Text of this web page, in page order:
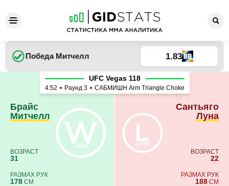
Брайс Митчелл - Сантьяго
Победа Митчелл 1.83
Брайс
Митчелл
ВОЗРАСТ
31
РАЗМАХ РУК
178 СМ
UFC Vegas 118
4:52 • Раунд 3 • САБМИШН Arm Triangle Choke
Сантьяго
Луна
ВОЗРАСТ
22
РАЗМАХ РУК
188 СМ